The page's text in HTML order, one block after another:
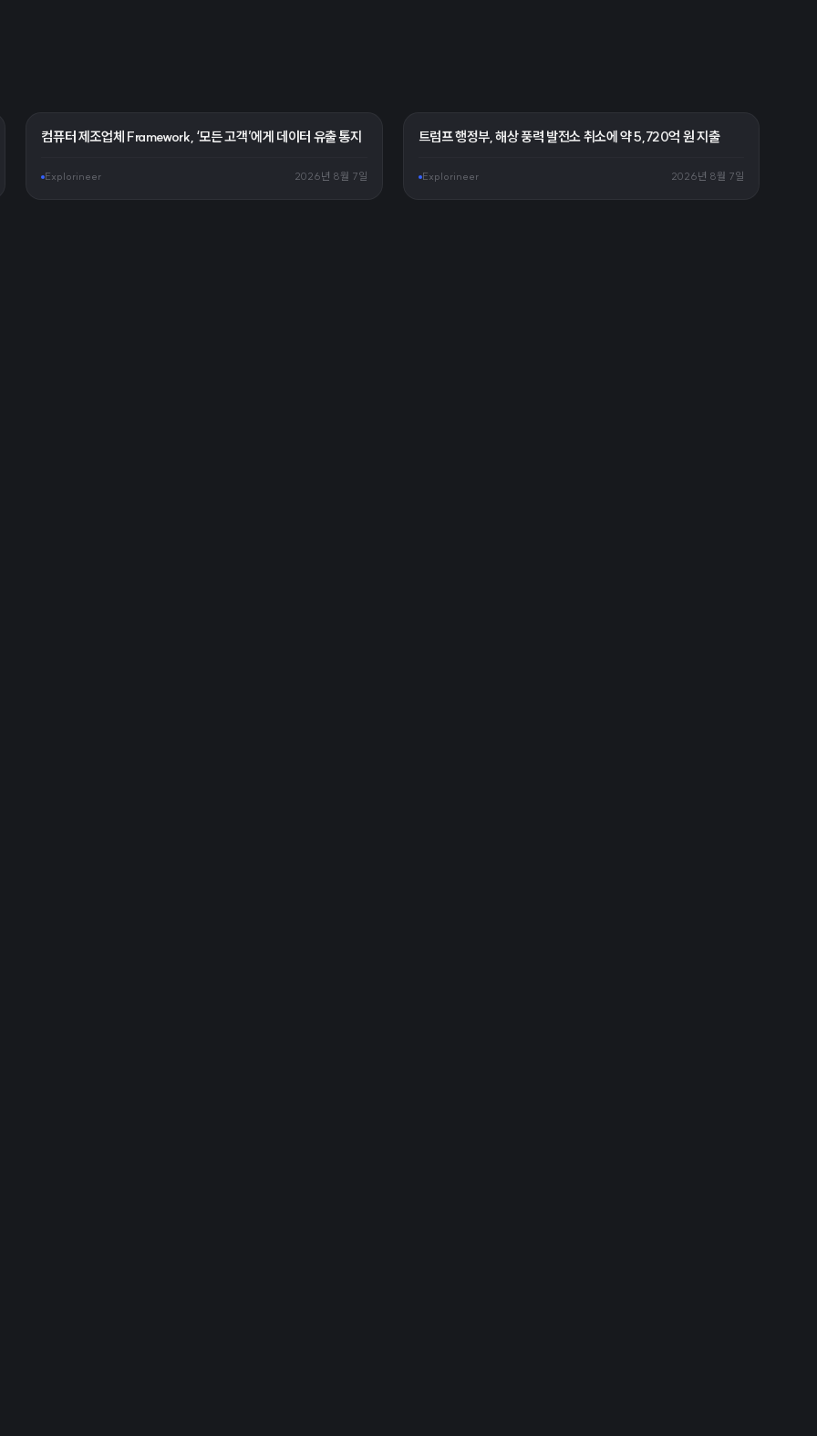
컴퓨터 제조업체 Framework, ‘모든 고객’에게 데이터 유출 통지
Explorineer 2026년 8월 7일
트럼프 행정부, 해상 풍력 발전소 취소에 약 5,720억 원 지출
Explorineer 2026년 8월 7일